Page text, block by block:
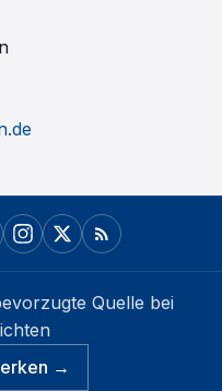
Quelle bei
→